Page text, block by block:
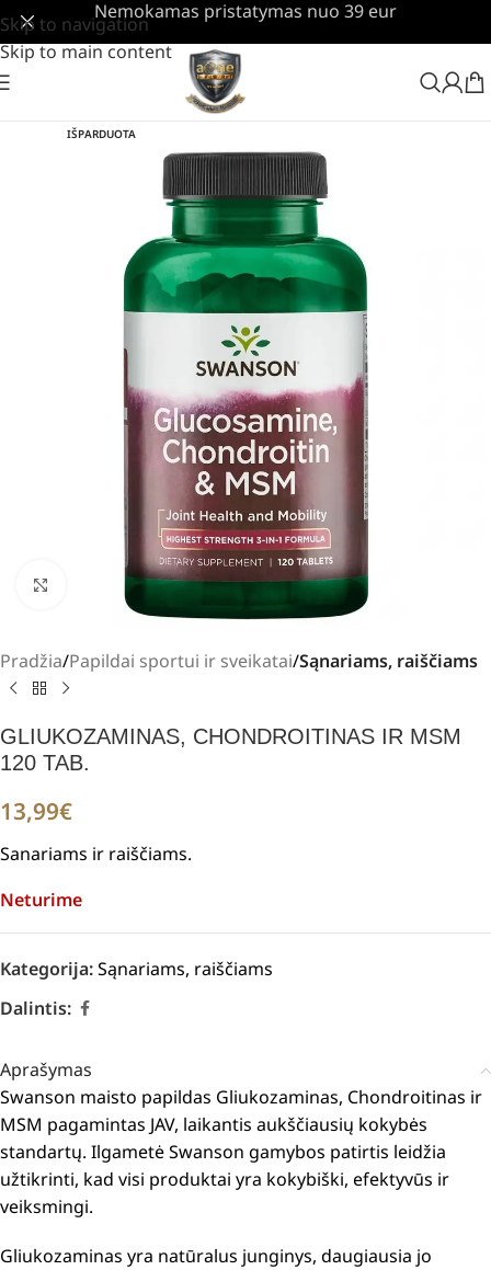
Skip to navigation
Skip to main content
Nemokamas pristatymas nuo 39 eur
IŠPARDUOTA
Padidinti
Pradžia Papildai sportui ir sveikatai Sąnariams, raiščiams
GLIUKOZAMINAS, CHONDROITINAS IR MSM
120 TAB.
13,99€
Sanariams ir raiščiams.
Neturime
Kategorija:Sąnariams, raiščiams
Dalintis:
Aprašymas
Swanson maisto papildas Gliukozaminas, Chondroitinas ir
MSM pagamintas JAV, laikantis aukščiausių kokybės
standartų. Ilgametė Swanson gamybos patirtis leidžia
užtikrinti, kad visi produktai yra kokybiški, efektyvūs ir
veiksmingi.
Gliukozaminas yra natūralus junginys, daugiausia jo